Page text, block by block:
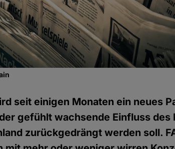
seit einigen Monaten ein neues
gefühlt wachsende Einfluss des
zurückgedrängt werden soll.